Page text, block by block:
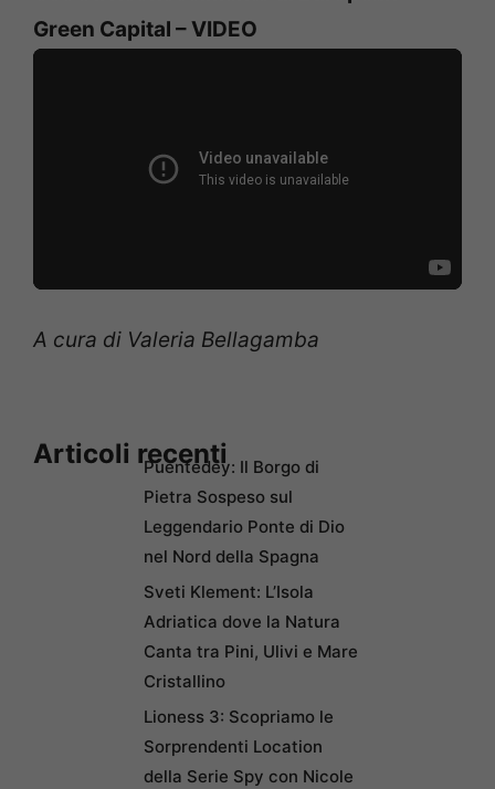
Green Capital – VIDEO
A cura di Valeria Bellagamba
Articoli recentiPuentedey: Il Borgo di
Pietra Sospeso sul
Leggendario Ponte di Dio
nel Nord della Spagna
Sveti Klement: L’Isola
Adriatica dove la Natura
Canta tra Pini, Ulivi e Mare
Cristallino
Lioness 3: Scopriamo le
Sorprendenti Location
della Serie Spy con Nicole